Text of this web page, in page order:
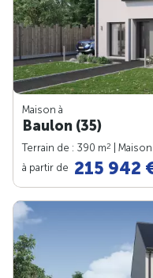
Maison à
Baulon (35)
Terrain de : 390 m2 |
à partir de 215 942